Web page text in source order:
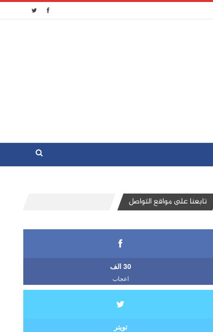
تابعنا على مواقع التواصل
30 الف
اعجاب
تويتر